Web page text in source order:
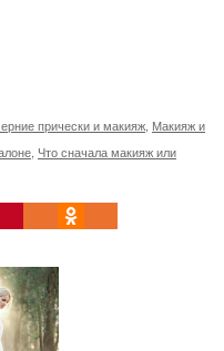
прически и макияж Макияж и
Что сначала макияж или